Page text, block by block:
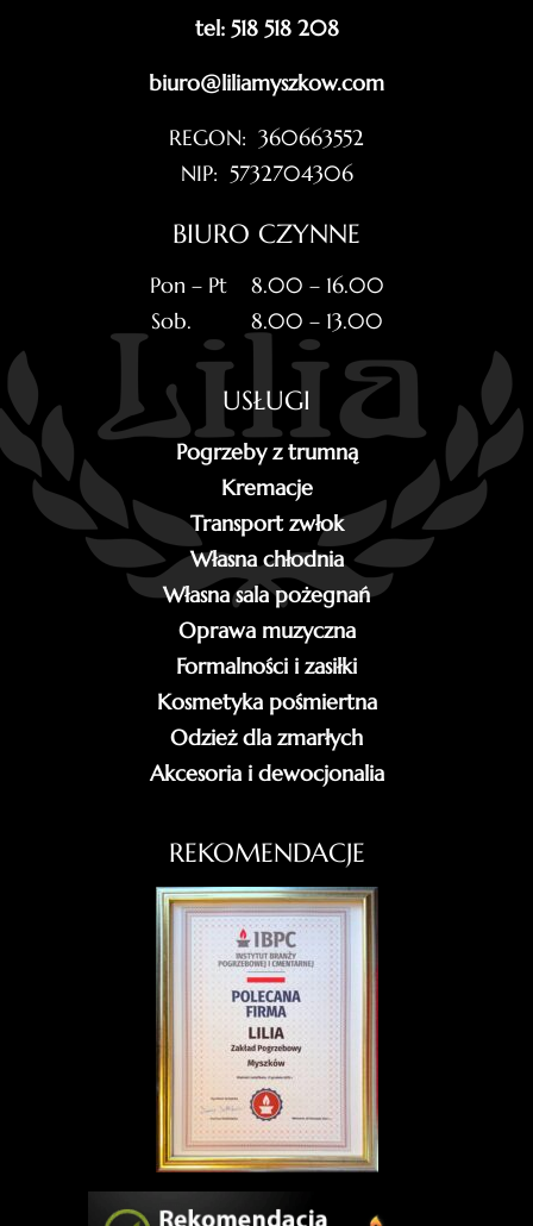
tel: 518 518 208
biuro@liliamyszkow.com
REGON: 360663552
NIP: 5732704306
BIURO CZYNNE
Pon – Pt 8.00 – 16.00
Sob. 8.00 – 13.00
USŁUGI
Pogrzeby z trumną
Kremacje
Transport zwłok
Własna chłodnia
Własna sala pożegnań
Oprawa muzyczna
Formalności i zasiłki
Kosmetyka pośmiertna
Odzież dla zmarłych
Akcesoria i dewocjonalia
REKOMENDACJE